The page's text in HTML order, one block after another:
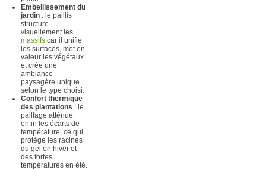
Embellissement du
jardin : le paillis
structure
visuellement les
massifs car il unifie
les surfaces, met en
valeur les végétaux
et crée une
ambiance
paysagère unique
selon le type choisi.
Confort thermique
des plantations : le
paillage atténue
enfin les écarts de
température, ce qui
protège les racines
du gel en hiver et
des fortes
températures en été.